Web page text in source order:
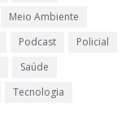
Meio Ambiente
Podcast
Policial
Saúde
Tecnologia